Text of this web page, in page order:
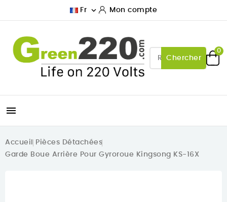
Fr  Mon compte
Chercher
0

Accueil
Pièces Détachées
Garde Boue Arrière Pour Gyroroue Kingsong KS-16X